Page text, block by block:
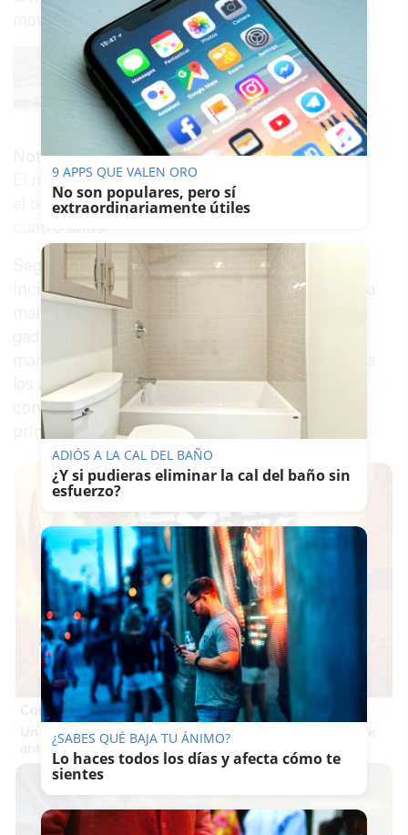
movilizaciones.
Noticia relacionada
El metal colapsa Cádiz con fuego desde
el primer día de su segunda huelga en
cuatro años
Según ha informado la Policía Nacional
incidentes comenzaron en torno a las 9:45 de la
mañana en la Avenida Marconi de la capital
gaditana. En ese punto, varios grupos de
los agentes, además de prender fuego a
contenedores de basura, lo que motivó las
primeras cargas policiales.
Corepunk MMORPG
Un verdadero MMORPG de la vieja escuela ¡Cómo los de
antes, pero mejor!
9 APPS QUE VALEN ORO
No son populares, pero sí
extraordinariamente útiles
ADIÓS A LA CAL DEL BAÑO
¿Y si pudieras eliminar la cal del baño sin
esfuerzo?
¿SABES QUÉ BAJA TU ÁNIMO?
Lo haces todos los días y afecta cómo te
sientes